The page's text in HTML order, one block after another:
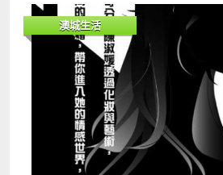
喜歡直接的旋律,與聽者共鳴思考的
宇宙中,藉由音波連結成美麗的圖像
的反應？ 每次的演出都會竭盡自己
當下呈現出來的音樂,能凝聚每個人
中產生波盪。期待聽到的人都可以
正面地、有勇氣地走在自己不管是
路上,跟所有人包括自己,能夠因為當
家的心,不寂寞地一起走在各自到的
己的音樂目標是什麼？ 希望每個自
家心中的寶貝。跟大家一起成長、
澳城生活